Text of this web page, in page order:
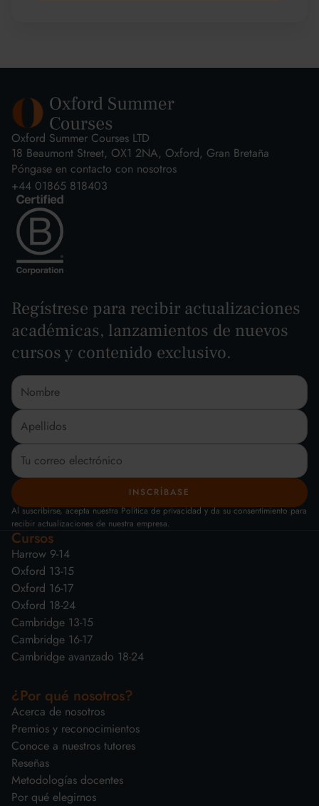
Oxford Summer Courses LTD
18 Beaumont Street, OX1 2NA, Oxford, Gran Bretaña
Póngase en contacto con nosotros
+44 01865 818403
Regístrese para recibir actualizaciones
académicas, lanzamientos de nuevos
cursos y contenido exclusivo.
Al suscribirse, acepta nuestra Política de privacidad y da su consentimiento para
recibir actualizaciones de nuestra empresa.
Cursos
Harrow 9-14
Oxford 13-15
Oxford 16-17
Oxford 18-24
Cambridge 13-15
Cambridge 16-17
Cambridge avanzado 18-24
¿Por qué nosotros?
Acerca de nosotros
Premios y reconocimientos
Conoce a nuestros tutores
Reseñas
Metodologías docentes
Por qué elegirnos